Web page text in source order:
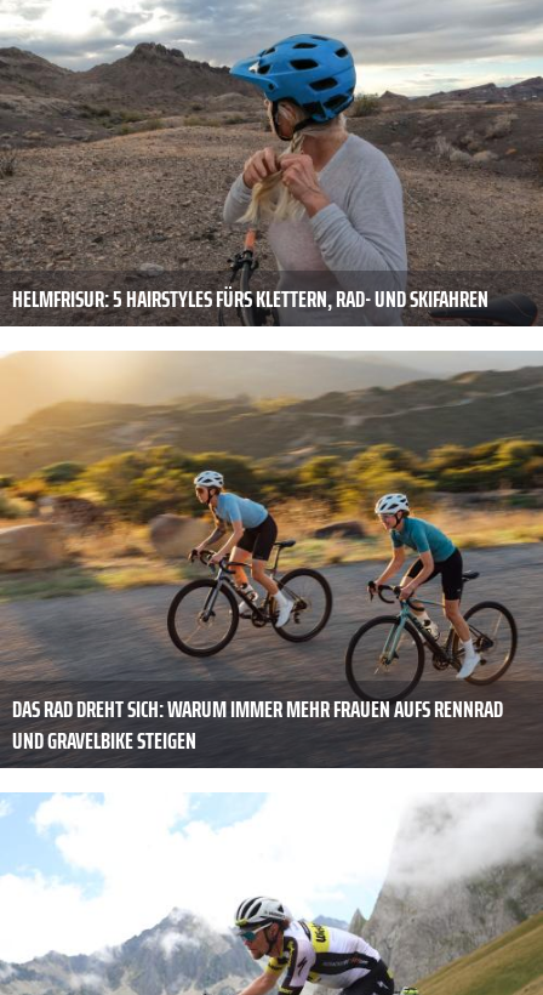
HELMFRISUR: 5 HAIRSTYLES FÜRS KLETTERN, RAD- UND SKIFAHREN
DAS RAD DREHT SICH: WARUM IMMER MEHR FRAUEN AUFS RENNRAD
UND GRAVELBIKE STEIGEN